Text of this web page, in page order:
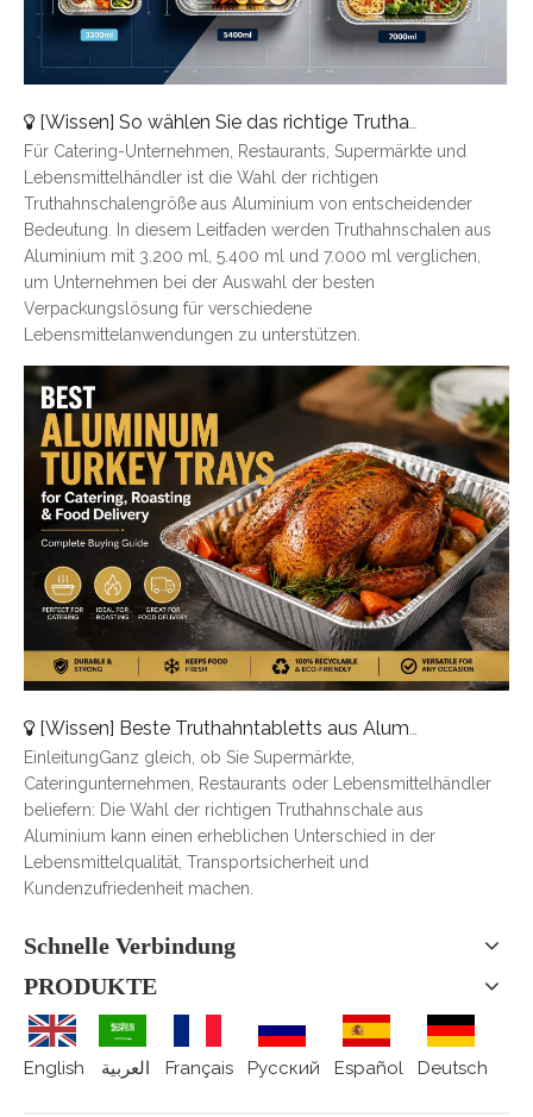
[Wissen] So wählen Sie das richtige Truthahntablett aus Aluminium aus: Eine vollständige Größenübersicht
Für Catering-Unternehmen, Restaurants, Supermärkte und
Lebensmittelhändler ist die Wahl der richtigen
Truthahnschalengröße aus Aluminium von entscheidender
Bedeutung. In diesem Leitfaden werden Truthahnschalen aus
Aluminium mit 3.200 ml, 5.400 ml und 7.000 ml verglichen,
um Unternehmen bei der Auswahl der besten
Verpackungslösung für verschiedene
Lebensmittelanwendungen zu unterstützen.
[Wissen] Beste Truthahntabletts aus Aluminium für Catering, Braten und Essenslieferung
EinleitungGanz gleich, ob Sie Supermärkte,
Cateringunternehmen, Restaurants oder Lebensmittelhändler
beliefern: Die Wahl der richtigen Truthahnschale aus
Aluminium kann einen erheblichen Unterschied in der
Lebensmittelqualität, Transportsicherheit und
Kundenzufriedenheit machen.
Schnelle Verbindung
PRODUKTE
English العربية Français Pусский Español Deutsch